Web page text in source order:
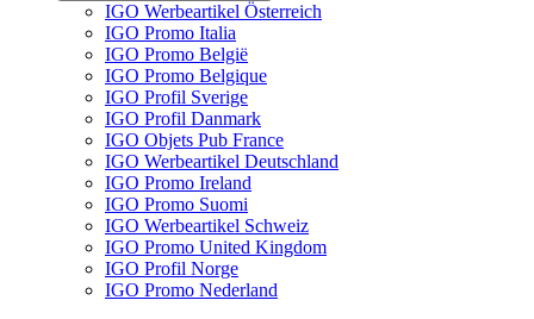
IGO Werbeartikel Österreich
IGO Promo Italia
IGO Promo België
IGO Promo Belgique
IGO Profil Sverige
IGO Profil Danmark
IGO Objets Pub France
IGO Werbeartikel Deutschland
IGO Promo Ireland
IGO Promo Suomi
IGO Werbeartikel Schweiz
IGO Promo United Kingdom
IGO Profil Norge
IGO Promo Nederland